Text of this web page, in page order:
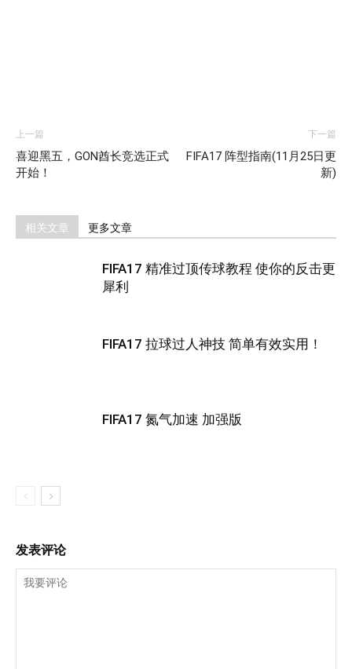
上一篇
喜迎黑五，GON酋长竞选正式
开始！
下一篇
FIFA17 阵型指南(11月25日更
新)
相关文章 更多文章
FIFA17 精准过顶传球教程 使你的反击更
犀利
FIFA17 拉球过人神技 简单有效实用！
FIFA17 氮气加速 加强版
发表评论